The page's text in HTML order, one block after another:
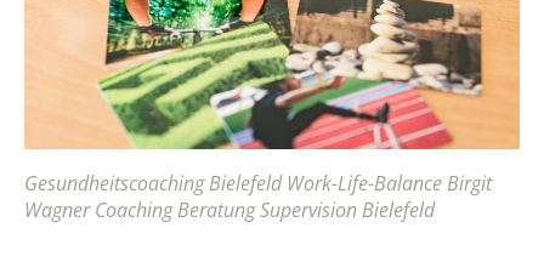
Gesundheitscoaching Bielefeld Work-Life-Balance Birgit
Wagner Coaching Beratung Supervision Bielefeld